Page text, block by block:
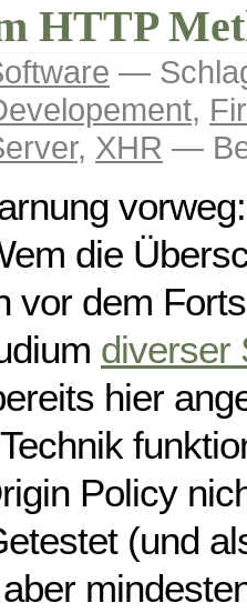
HTTP
—
,
, XHR —
die
vor dem
diverser
hier
Policy
(und